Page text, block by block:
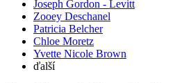
Joseph Gordon - Levitt
Zooey Deschanel
Patricia Belcher
Chloe Moretz
Yvette Nicole Brown
ďalší